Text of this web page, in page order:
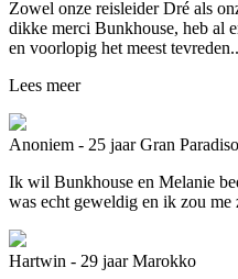
Zowel onze reisleider Dré als
dikke merci Bunkhouse, heb al
en voorlopig het meest
Lees meer
Anoniem - 25 jaarGran Paradiso
Ik wil Bunkhouse en Melanie
was echt geweldig en ik zou
Hartwin - 29 jaarMarokko